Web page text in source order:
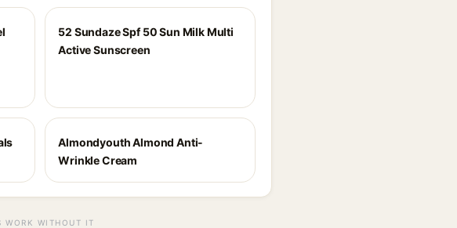
52 Sundaze Spf 50 Sun Milk Multi
Active Sunscreen
Almondyouth Almond Anti-
Wrinkle Cream
WORK WITHOUT IT